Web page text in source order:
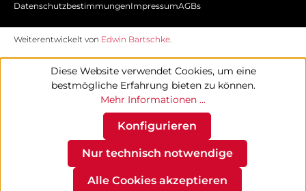
DatenschutzbestimmungenImpressumAGBs
Weiterentwickelt von Edwin Bartschke.
Diese Website verwendet Cookies, um eine
bestmögliche Erfahrung bieten zu können.
Mehr Informationen ...
Nur technisch notwendige
Konfigurieren
Alle Cookies akzeptieren